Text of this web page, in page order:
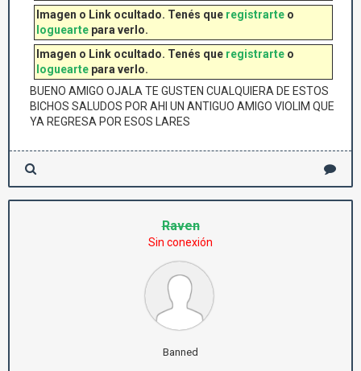
Imagen o Link ocultado. Tenés que registrarte o
loguearte para verlo.
Imagen o Link ocultado. Tenés que registrarte o
loguearte para verlo.
BUENO AMIGO OJALA TE GUSTEN CUALQUIERA DE ESTOS
BICHOS SALUDOS POR AHI UN ANTIGUO AMIGO VIOLIM QUE
YA REGRESA POR ESOS LARES
Raven
Sin conexión
Banned